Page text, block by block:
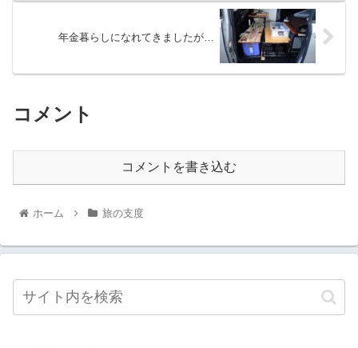
年金暮らしになれてきましたが…
コメント
コメントを書き込む
ホーム 旅の支度